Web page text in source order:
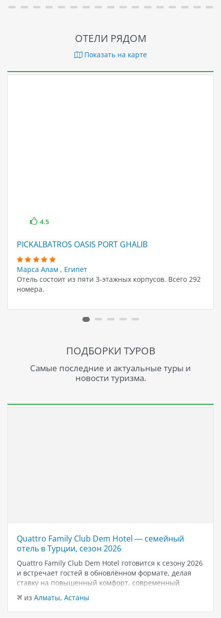
ОТЕЛИ РЯДОМ
Показать на карте
4.5
PICKALBATROS OASIS PORT GHALIB
Марса Алам , Египет
Отель состоит из пяти 3-этажных корпусов. Всего 292
номера.
ПОДБОРКИ ТУРОВ
Самые последние и актуальные туры и
новости туризма.
Quattro Family Club Dem Hotel — семейный
отель в Турции, сезон 2026
Quattro Family Club Dem Hotel готовится к сезону 2026
и встречает гостей в обновлённом формате, делая
ставку на повышенный комфорт, современный
дизайн и атмосферу спокойного семейного отдыха у
моря. Отель остаётся популярным выбором для тех,
кто ищет семейный отель в…
из Алматы, Астаны